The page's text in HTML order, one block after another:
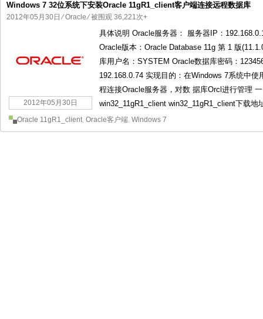
Windows 7 32位系统下安装Oracle 11gR1_client客户端连接远程数据库
2012年05月30日 ⁄Oracle⁄ 被围观 36,221次+
2012年05月30日
具体说明 Oracle服务器： 服务器IP：
Oracle版本：Oracle Database 11g 第 1 版
库用户名：SYSTEM Oracle数据库密码：
192.168.0.74 实现目的：在Windows 7系统中
程连接Oracle服务器，对数 据库Orcl进行管理
win32_11gR1_client win32_11gR1_client下载地
Oracle 11gR1_client, Oracle客户端, Windows 7